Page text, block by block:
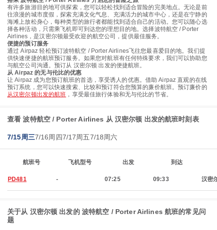
有许多旅游目的地可供探索，您可以轻松找到适合冒险的完美地点。无论是前
往浪漫的城市度假，探索充满文化气息、充满活力的城市中心，还是在宁静的
海滩上放松身心，每种类型的旅行者都能找到适合自己的活动。您可以随心选
择各种活动，只需乘飞机即可到达您的理想目的地。选择波特航空 / Porter
Airlines，是汉密尔顿最受欢迎的航空公司，提供最佳服务。
便捷的预订服务
通过 Airpaz 轻松预订波特航空 / Porter Airlines飞往您最喜爱目的地。我们提
供快速便捷的航班预订服务。如果您对航班有任何特殊要求，我们可以协助您
与航空公司沟通。预订从 汉密尔顿 出发的便捷航班。
从 Airpaz 的无与伦比的优惠
让 Airpaz 成为您预订航班的首选，享受诱人的优惠。借助 Airpaz 直观的在线
预订系统，您可以快速搜索、比较和预订符合您预算的廉价航班。预订廉价的
从汉密尔顿出发的航班 ，享受最佳旅行体验和无与伦比的节省。
查看 波特航空 / Porter Airlines 从 汉密尔顿 出发的航班时刻表
7/15周三7/16周四7/17周五7/18周六
航班号 飞机型号 出发 到达
PD481 - 07:25 09:33 汉密
关于从 汉密尔顿 出发的 波特航空 / Porter Airlines 航班的常见问
题